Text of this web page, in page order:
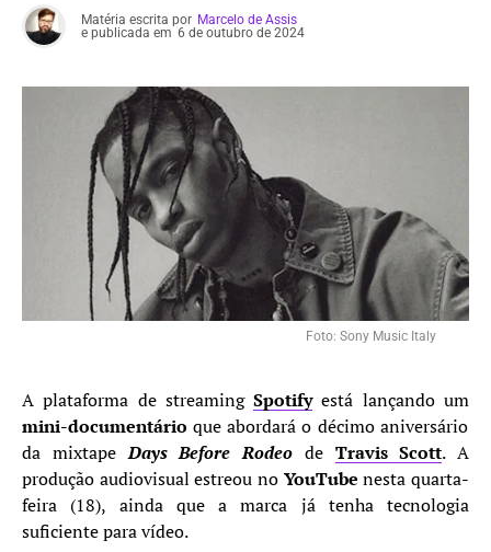
Matéria escrita por Marcelo de Assis
e publicada em 6 de outubro de 2024
Foto: Sony Music Italy
A plataforma de streamingSpotifyestá lançando um
mini-documentário que abordará o décimo aniversário
da mixtapeDays Before Rodeo de Travis Scott. A
produção audiovisual estreou no YouTube nesta quarta-
feira (18), ainda que a marca já tenha tecnologia
suficiente para vídeo.